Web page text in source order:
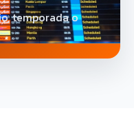
temporada o